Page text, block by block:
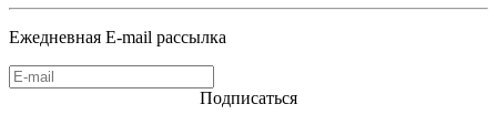
Ежедневная E-mail рассылка
Подписаться